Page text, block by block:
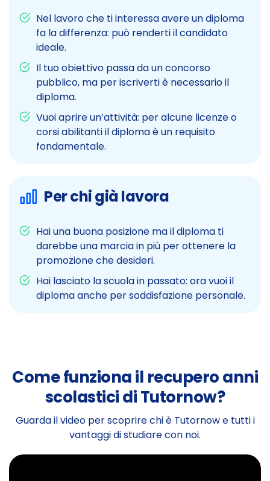
Nel lavoro che ti interessa avere un diploma
fa la differenza: può renderti il candidato
ideale.
Il tuo obiettivo passa da un concorso
pubblico, ma per iscriverti è necessario il
diploma.
Vuoi aprire un’attività: per alcune licenze o
corsi abilitanti il diploma è un requisito
fondamentale.
Per chi già lavora
Hai una buona posizione ma il diploma ti
darebbe una marcia in più per ottenere la
promozione che desideri.
Hai lasciato la scuola in passato: ora vuoi il
diploma anche per soddisfazione personale.
Come funziona il recupero anni
scolastici di Tutornow?
Guarda il video per scoprire chi è Tutornow e tutti i
vantaggi di studiare con noi.